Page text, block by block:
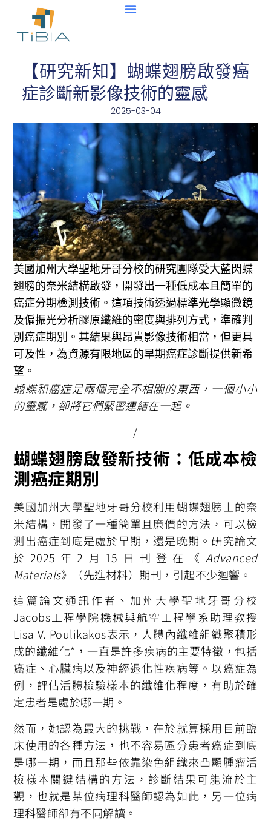
【研究新知】蝴蝶翅膀啟發癌
症診斷新影像技術的靈感
2025-03-04
美國加州大學聖地牙哥分校的研究團隊受大藍閃蝶
翅膀的奈米結構啟發，開發出一種低成本且簡單的
癌症分期檢測技術。這項技術透過標準光學顯微鏡
及偏振光分析膠原纖維的密度與排列方式，準確判
別癌症期別。其結果與昂貴影像技術相當，但更具
可及性，為資源有限地區的早期癌症診斷提供新希
望。
蝴蝶和癌症是兩個完全不相關的東西，一個小小
的靈感，卻將它們緊密連結在一起。
/
蝴蝶翅膀啟發新技術：低成本檢
測癌症期別
美國加州大學聖地牙哥分校利用蝴蝶翅膀上的奈
米結構，開發了一種簡單且廉價的方法，可以檢
測出癌症到底是處於早期，還是晚期。研究論文
於2025年2月15日刊登在《 Advanced
Materials》（先進材料）期刊，引起不少迴響。
這篇論文通訊作者、加州大學聖地牙哥分校
Jacobs工程學院機械與航空工程學系助理教授
Lisa V. Poulikakos表示，人體內纖維組織聚積形
成的纖維化*，一直是許多疾病的主要特徵，包括
癌症、心臟病以及神經退化性疾病等。以癌症為
例，評估活體檢驗樣本的纖維化程度，有助於確
定患者是處於哪一期。
然而，她認為最大的挑戰，在於就算採用目前臨
床使用的各種方法，也不容易區分患者癌症到底
是哪一期，而且那些依靠染色組織來凸顯腫瘤活
檢樣本關鍵結構的方法，診斷結果可能流於主
觀，也就是某位病理科醫師認為如此，另一位病
理科醫師卻有不同解讀。